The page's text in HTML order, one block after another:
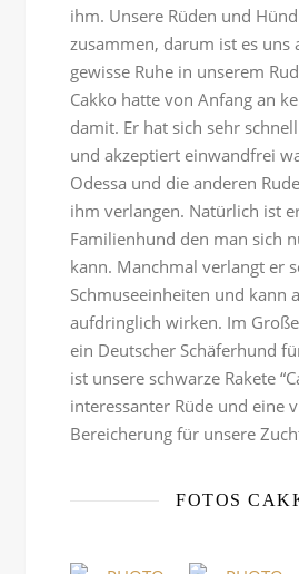
ihm. Unsere Rüden und
zusammen, darum ist es uns
gewisse Ruhe in unserem
Cakko hatte von Anfang an
damit. Er hat sich sehr
und akzeptiert einwandfrei
Odessa und die anderen
ihm verlangen. Natürlich ist
Familienhund den man sich
kann. Manchmal verlangt er
Schmuseeinheiten und kann
aufdringlich wirken. Im
ein Deutscher Schäferhund
ist unsere schwarze Rakete
interessanter Rüde und eine
Bereicherung für unsere
FOTOS